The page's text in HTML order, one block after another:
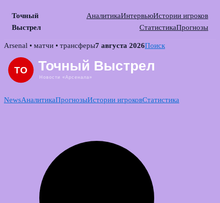
Точный
Выстрел
АналитикаИнтервьюИстории игроков
СтатистикаПрогнозы
Skip
content
Arsenal • матчи • трансферы7 августа 2026Поиск
NewsАналитикаПрогнозыИстории игроковСтатистика